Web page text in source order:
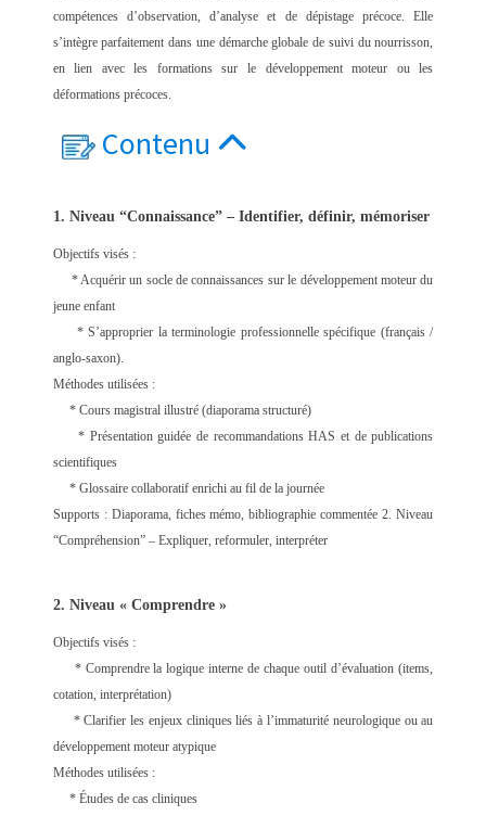
compétences d’observation, d’analyse et de dépistage précoce. Elle
s’intègre parfaitement dans une démarche globale de suivi du nourrisson,
en lien avec les formations sur le développement moteur ou les
déformations précoces.
Contenu
1. Niveau “Connaissance” – Identifier, définir, mémoriser
Objectifs visés :
* Acquérir un socle de connaissances sur le développement moteur du
jeune enfant
* S’approprier la terminologie professionnelle spécifique (français /
anglo-saxon).
Méthodes utilisées :
* Cours magistral illustré (diaporama structuré)
* Présentation guidée de recommandations HAS et de publications
scientifiques
* Glossaire collaboratif enrichi au fil de la journée
Supports : Diaporama, fiches mémo, bibliographie commentée 2. Niveau
“Compréhension” – Expliquer, reformuler, interpréter
2. Niveau « Comprendre »
Objectifs visés :
* Comprendre la logique interne de chaque outil d’évaluation (items,
cotation, interprétation)
* Clarifier les enjeux cliniques liés à l’immaturité neurologique ou au
développement moteur atypique
Méthodes utilisées :
* Études de cas cliniques